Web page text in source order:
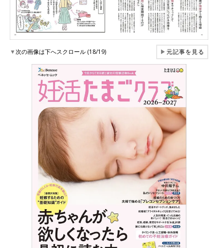
▼次の画像は下へスクロール (18/19) ▶元記事を見る